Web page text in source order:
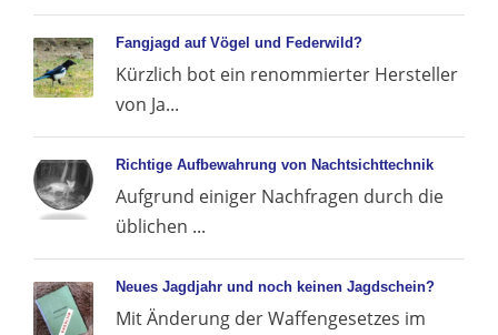
Fangjagd auf Vögel und Federwild?
Kürzlich bot ein renommierter Hersteller
von Ja...
Richtige Aufbewahrung von Nachtsichttechnik
Aufgrund einiger Nachfragen durch die
üblichen ...
Neues Jagdjahr und noch keinen Jagdschein?
Mit Änderung der Waffengesetzes im